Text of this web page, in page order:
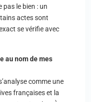
pas le bien : un
actes sont
se vérifie avec
au nom de mes
comme une
françaises et la